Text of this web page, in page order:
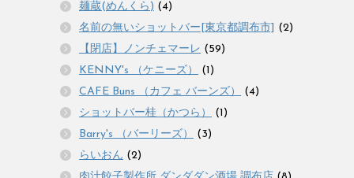
麺蔵(めんくら) (4)
名前の無いショットバー[東京都調布市]
(2)
【閉店】ノンチェマーレ (59)
KENNY's （ケニーズ）
(1)
CAFE Buns （カフェ バーンズ）
(4)
ショットバー桂（かつら）
(1)
Barry's （バーリーズ）
(3)
らいおん (2)